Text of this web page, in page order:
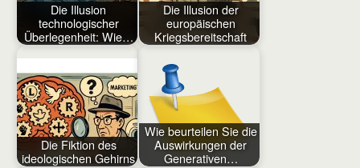
Die Illusion
technologischer
Überlegenheit: Wie…
Die Illusion der
europäischen
Kriegsbereitschaft
Die Fiktion des
ideologischen Gehirns
Wie beurteilen Sie die
Auswirkungen der
Generativen…